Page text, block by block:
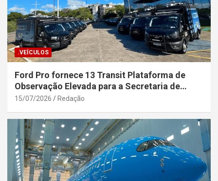
.VEÍCULOS
Ford Pro fornece 13 Transit Plataforma de
Observação Elevada para a Secretaria de
Segurança Pública da Bahia
15/07/2026 Redação